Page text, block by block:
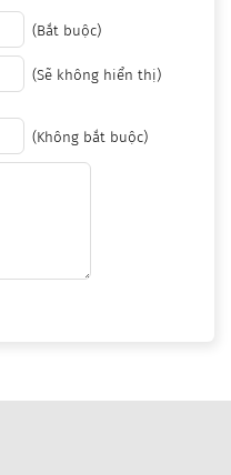
(Bắt buộc)
(Sẽ không hiển thị)
(Không bắt buộc)